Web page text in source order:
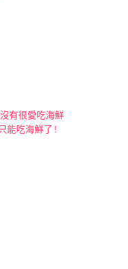
有很愛吃海鮮
能吃海鮮了!